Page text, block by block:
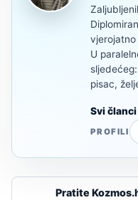
U
pisac,
Svi
PROFILI
Pratite